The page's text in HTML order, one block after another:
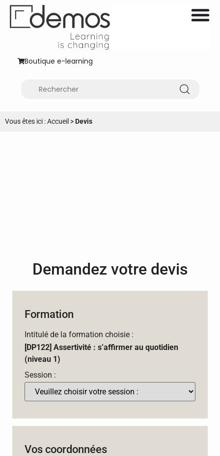
Boutique e-learning
Vous êtes ici :Accueil >Devis
Demandez votre devis
Formation
Intitulé de la formation choisie :
[DP122] Assertivité : s’affirmer au quotidien
(niveau 1)
Session :
Vos coordonnées